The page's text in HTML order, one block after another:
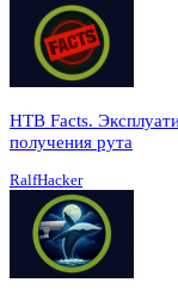
HTB Facts.
получения рута
RalfHacker